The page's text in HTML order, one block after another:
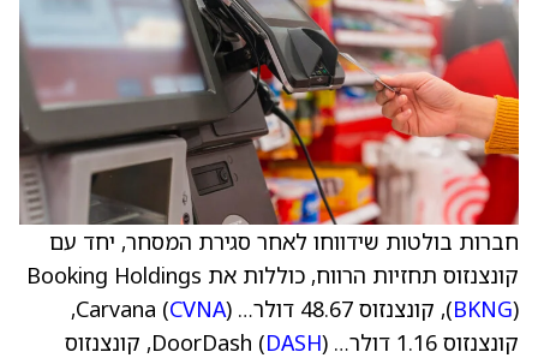
חברות בולטות שידווחו לאחר סגירת המסחר, יחד עם
קונצנזוס תחזיות הרווח, כוללות את Booking Holdings
(BKNG), קונצנזוס 48.67 דולר… Carvana ( CVNA
),
קונצנזוס 1.16 דולר… DoorDash (
DASH
), קונצנזוס